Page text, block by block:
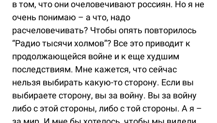
в том, что они очеловечивают россиян. Но я не
очень понимаю – а что, надо
расчеловечивать? Чтобы опять повторилось
“Радио тысячи холмов”? Все это приводит к
продолжающейся войне и к еще худшим
последствиям. Мне кажется, что сейчас
нельзя выбирать какую-то сторону. Если вы
выбираете сторону, вы за войну. Вы за войну
либо с этой стороны, либо с той стороны. А я –